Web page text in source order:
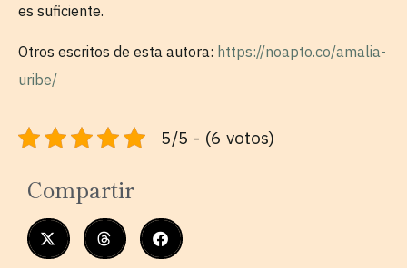
es suficiente.
Otros escritos de esta autora: https://noapto.co/amalia-
uribe/
5/5 - (6 votos)
Compartir